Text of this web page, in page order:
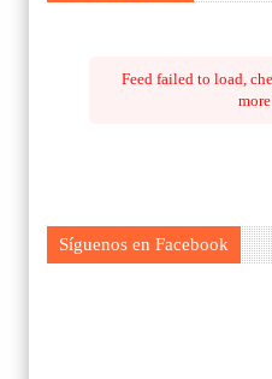
Feed failed to load,
Síguenos en Facebook